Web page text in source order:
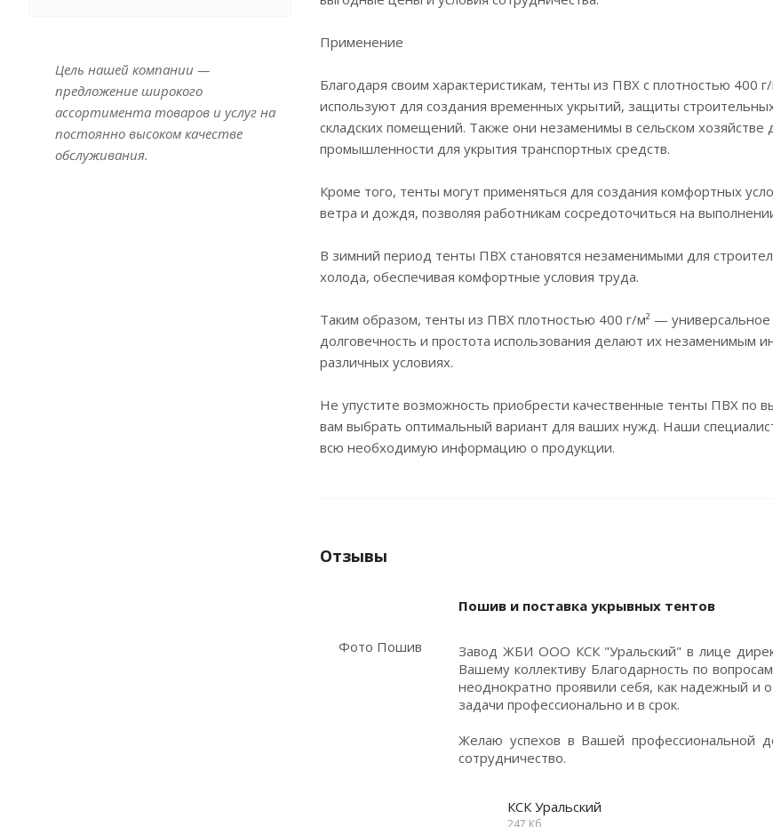
Цель нашей компании —
предложение широкого
ассортимента товаров и услуг на
постоянно высоком качестве
обслуживания.
Применение
Благодаря своим характеристикам, тенты из ПВХ с плотностью 400
используют для создания временных укрытий, защиты
складских помещений. Также они незаменимы в сельском
промышленности для укрытия транспортных средств.
Кроме того, тенты могут применяться для создания комфортных
ветра и дождя, позволяя работникам сосредоточиться на
В зимний период тенты ПВХ становятся незаменимыми для
холода, обеспечивая комфортные условия труда.
Таким образом, тенты из ПВХ плотностью 400 г/м² —
долговечность и простота использования делают их незаменимым
различных условиях.
Не упустите возможность приобрести качественные тенты ПВХ
вам выбрать оптимальный вариант для ваших нужд. Наши
всю необходимую информацию о продукции.
Отзывы
Пошив и поставка укрывных тентов
Завод ЖБИ ООО КСК "Уральский" в лице
Вашему коллективу Благодарность по
неоднократно проявили себя, как надежный и
задачи профессионально и в срок.
Желаю успехов в Вашей профессиональной
сотрудничество.
КСК Уральский
247 Кб